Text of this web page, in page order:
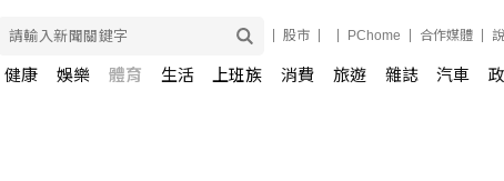
股市 PChome 合作媒體
健康 娛樂 體育 生活 上班族 消費 旅遊 雜誌 汽車